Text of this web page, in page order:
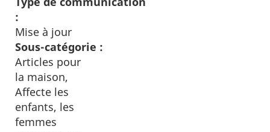
:
Mise à jour
Sous-catégorie :
Articles pour
la maison,
Affecte les
enfants, les
femmes